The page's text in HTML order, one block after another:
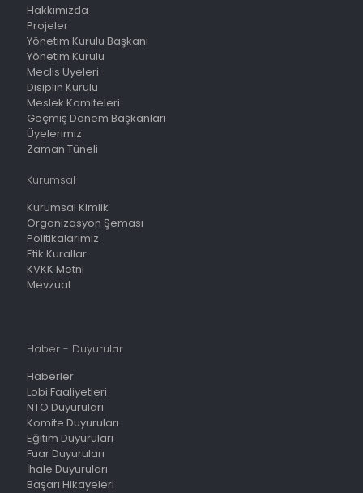
Hakkımızda
Projeler
Yönetim Kurulu Başkanı
Yönetim Kurulu
Meclis Üyeleri
Disiplin Kurulu
Meslek Komiteleri
Geçmiş Dönem Başkanları
Üyelerimiz
Zaman Tüneli
Kurumsal
Kurumsal Kimlik
Organizasyon Şeması
Politikalarımız
Etik Kurallar
KVKK Metni
Mevzuat
Haber - Duyurular
Haberler
Lobi Faaliyetleri
NTO Duyuruları
Komite Duyuruları
Eğitim Duyuruları
Fuar Duyuruları
İhale Duyuruları
Başarı Hikayeleri